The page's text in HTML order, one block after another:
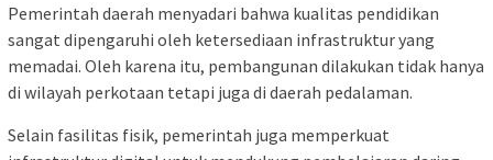
Pemerintah daerah menyadari bahwa kualitas pendidikan
sangat dipengaruhi oleh ketersediaan infrastruktur yang
memadai. Oleh karena itu, pembangunan dilakukan tidak hanya
di wilayah perkotaan tetapi juga di daerah pedalaman.
Selain fasilitas fisik, pemerintah juga memperkuat